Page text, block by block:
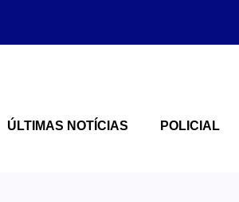
ÚLTIMAS NOTÍCIAS POLICIAL